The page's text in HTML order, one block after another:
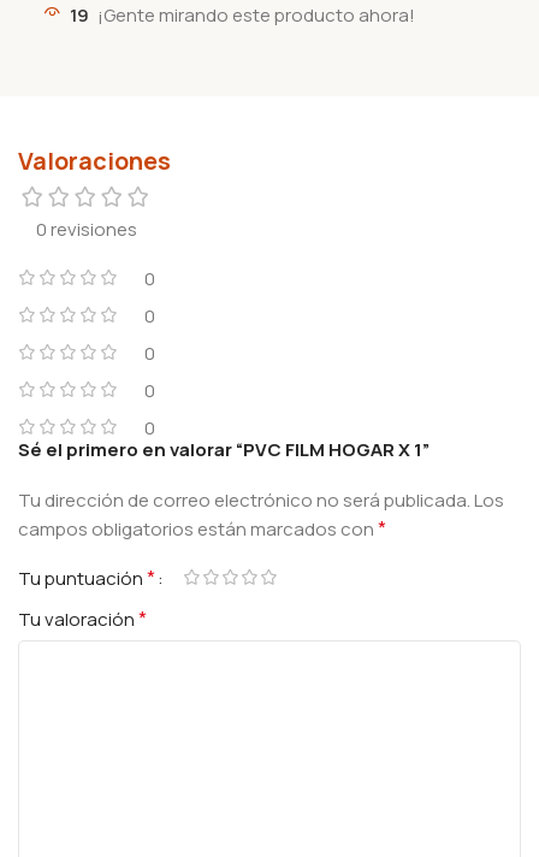
19 ¡Gente mirando este producto ahora!
Valoraciones
0 revisiones
0
0
0
0
0
Sé el primero en valorar “PVC FILM HOGAR X 1”
Tu dirección de correo electrónico no será publicada.Los
campos obligatorios están marcados con*
Tu puntuación*
Tu valoración*